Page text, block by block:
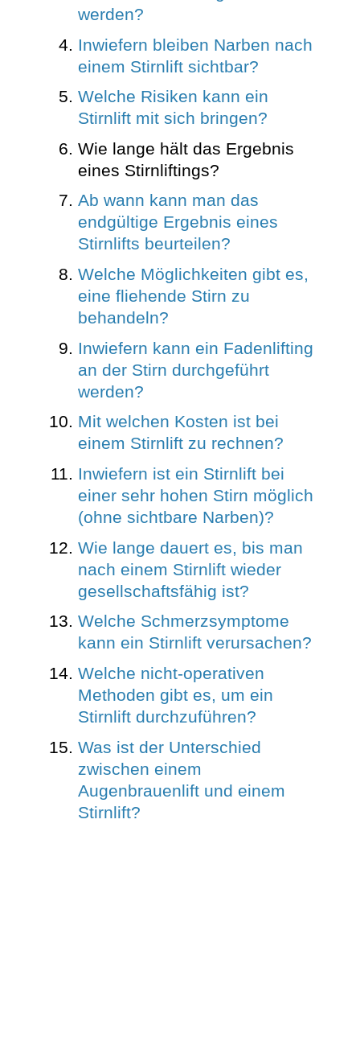
werden?
Inwiefern bleiben Narben nach
einem Stirnlift sichtbar?
Welche Risiken kann ein
Stirnlift mit sich bringen?
Wie lange hält das Ergebnis
eines Stirnliftings?
Ab wann kann man das
endgültige Ergebnis eines
Stirnlifts beurteilen?
Welche Möglichkeiten gibt es,
eine fliehende Stirn zu
behandeln?
Inwiefern kann ein Fadenlifting
an der Stirn durchgeführt
werden?
Mit welchen Kosten ist bei
einem Stirnlift zu rechnen?
Inwiefern ist ein Stirnlift bei
einer sehr hohen Stirn möglich
(ohne sichtbare Narben)?
Wie lange dauert es, bis man
nach einem Stirnlift wieder
gesellschaftsfähig ist?
Welche Schmerzsymptome
kann ein Stirnlift verursachen?
Welche nicht-operativen
Methoden gibt es, um ein
Stirnlift durchzuführen?
Was ist der Unterschied
zwischen einem
Augenbrauenlift und einem
Stirnlift?